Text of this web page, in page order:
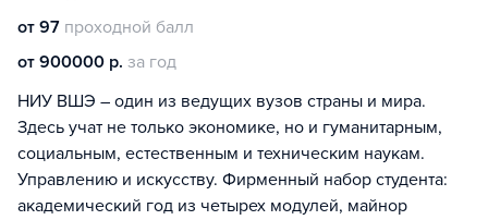
от 97 проходной балл
от 900000 р. за год
НИУ ВШЭ – один из ведущих вузов страны и мира.
Здесь учат не только экономике, но и гуманитарным,
социальным, естественным и техническим наукам.
Управлению и искусству. Фирменный набор студента:
академический год из четырех модулей, майнор